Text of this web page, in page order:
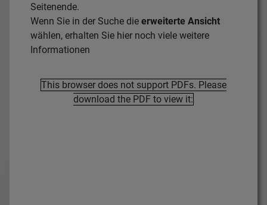
Seitenende.
Wenn Sie in der Suche die erweiterte Ansicht
wählen, erhalten Sie hier noch viele weitere
Informationen
This browser does not support PDFs. Please
download the PDF to view it: